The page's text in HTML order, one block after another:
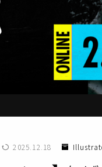
2025.12.18